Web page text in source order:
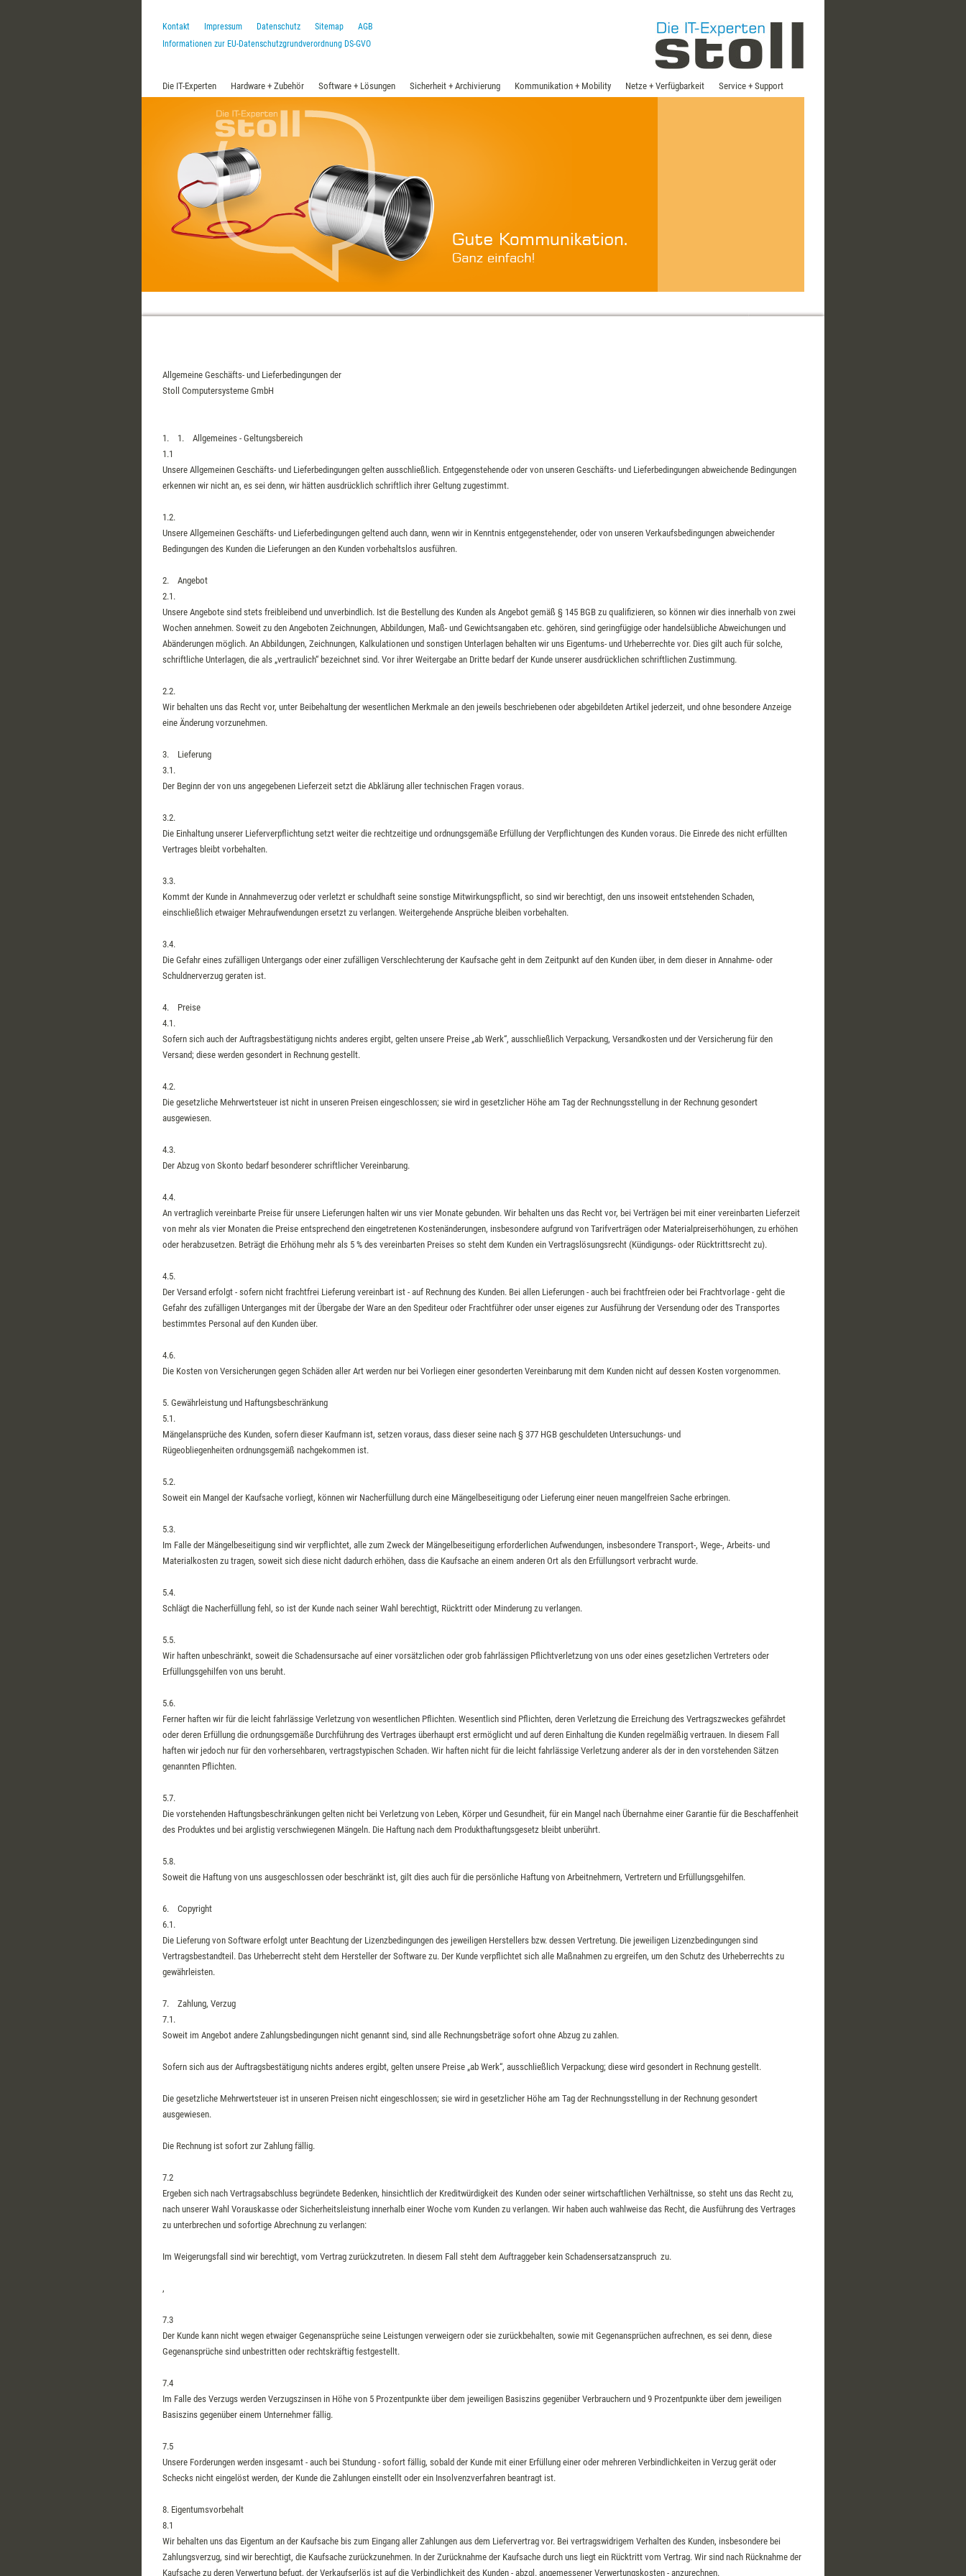
Kontakt Impressum Datenschutz Sitemap
AGB
Informationen zur EU-Datenschutzgrundverordnung DS-GVO
Die IT-Experten Hardware + Zubehör Software + Lösungen Sicherheit + Archivierung Kommunikation + Mobility Netze + Verfügbarkeit Service + Support
Allgemeine Geschäfts- und Lieferbedingungen der
Stoll Computersysteme GmbH
1. 1. Allgemeines - Geltungsbereich
1.1
Unsere Allgemeinen Geschäfts- und Lieferbedingungen gelten ausschließlich. Entgegenstehende oder von unseren Geschäfts- und Lieferbedingungen abweichende Bedingungen
erkennen wir nicht an, es sei denn, wir hätten ausdrücklich schriftlich ihrer Geltung zugestimmt.
1.2.
Unsere Allgemeinen Geschäfts- und Lieferbedingungen geltend auch dann, wenn wir in Kenntnis entgegenstehender, oder von unseren Verkaufsbedingungen abweichender
Bedingungen des Kunden die Lieferungen an den Kunden vorbehaltslos ausführen.
2. Angebot
2.1.
Unsere Angebote sind stets freibleibend und unverbindlich. Ist die Bestellung des Kunden als Angebot gemäß § 145 BGB zu qualifizieren, so können wir dies innerhalb von zwei
Wochen annehmen. Soweit zu den Angeboten Zeichnungen, Abbildungen, Maß- und Gewichtsangaben etc. gehören, sind geringfügige oder handelsübliche Abweichungen und
Abänderungen möglich. An Abbildungen, Zeichnungen, Kalkulationen und sonstigen Unterlagen behalten wir uns Eigentums- und Urheberrechte vor. Dies gilt auch für solche,
schriftliche Unterlagen, die als „vertraulich“ bezeichnet sind. Vor ihrer Weitergabe an Dritte bedarf der Kunde unserer ausdrücklichen schriftlichen Zustimmung.
2.2.
Wir behalten uns das Recht vor, unter Beibehaltung der wesentlichen Merkmale an den jeweils beschriebenen oder abgebildeten Artikel jederzeit, und ohne besondere Anzeige
eine Änderung vorzunehmen.
3. Lieferung
3.1.
Der Beginn der von uns angegebenen Lieferzeit setzt die Abklärung aller technischen Fragen voraus.
3.2.
Die Einhaltung unserer Lieferverpflichtung setzt weiter die rechtzeitige und ordnungsgemäße Erfüllung der Verpflichtungen des Kunden voraus. Die Einrede des nicht erfüllten
Vertrages bleibt vorbehalten.
3.3.
Kommt der Kunde in Annahmeverzug oder verletzt er schuldhaft seine sonstige Mitwirkungspflicht, so sind wir berechtigt, den uns insoweit entstehenden Schaden,
einschließlich etwaiger Mehraufwendungen ersetzt zu verlangen. Weitergehende Ansprüche bleiben vorbehalten.
3.4.
Die Gefahr eines zufälligen Untergangs oder einer zufälligen Verschlechterung der Kaufsache geht in dem Zeitpunkt auf den Kunden über, in dem dieser in Annahme- oder
Schuldnerverzug geraten ist.
4. Preise
4.1.
Sofern sich auch der Auftragsbestätigung nichts anderes ergibt, gelten unsere Preise „ab Werk“, ausschließlich Verpackung, Versandkosten und der Versicherung für den
Versand; diese werden gesondert in Rechnung gestellt.
4.2.
Die gesetzliche Mehrwertsteuer ist nicht in unseren Preisen eingeschlossen; sie wird in gesetzlicher Höhe am Tag der Rechnungsstellung in der Rechnung gesondert
ausgewiesen.
4.3.
Der Abzug von Skonto bedarf besonderer schriftlicher Vereinbarung.
4.4.
An vertraglich vereinbarte Preise für unsere Lieferungen halten wir uns vier Monate gebunden. Wir behalten uns das Recht vor, bei Verträgen bei mit einer vereinbarten Lieferzeit
von mehr als vier Monaten die Preise entsprechend den eingetretenen Kostenänderungen, insbesondere aufgrund von Tarifverträgen oder Materialpreiserhöhungen, zu erhöhen
oder herabzusetzen. Beträgt die Erhöhung mehr als 5 % des vereinbarten Preises so steht dem Kunden ein Vertragslösungsrecht (Kündigungs- oder Rücktrittsrecht zu).
4.5.
Der Versand erfolgt - sofern nicht frachtfrei Lieferung vereinbart ist - auf Rechnung des Kunden. Bei allen Lieferungen - auch bei frachtfreien oder bei Frachtvorlage - geht die
Gefahr des zufälligen Unterganges mit der Übergabe der Ware an den Spediteur oder Frachtführer oder unser eigenes zur Ausführung der Versendung oder des Transportes
bestimmtes Personal auf den Kunden über.
4.6.
Die Kosten von Versicherungen gegen Schäden aller Art werden nur bei Vorliegen einer gesonderten Vereinbarung mit dem Kunden nicht auf dessen Kosten vorgenommen.
5. Gewährleistung und Haftungsbeschränkung
5.1.
Mängelansprüche des Kunden, sofern dieser Kaufmann ist, setzen voraus, dass dieser seine nach § 377 HGB geschuldeten Untersuchungs- und
Rügeobliegenheiten ordnungsgemäß nachgekommen ist.
5.2.
Soweit ein Mangel der Kaufsache vorliegt, können wir Nacherfüllung durch eine Mängelbeseitigung oder Lieferung einer neuen mangelfreien Sache erbringen.
5.3.
Im Falle der Mängelbeseitigung sind wir verpflichtet, alle zum Zweck der Mängelbeseitigung erforderlichen Aufwendungen, insbesondere Transport-, Wege-, Arbeits- und
Materialkosten zu tragen, soweit sich diese nicht dadurch erhöhen, dass die Kaufsache an einem anderen Ort als den Erfüllungsort verbracht wurde.
5.4.
Schlägt die Nacherfüllung fehl, so ist der Kunde nach seiner Wahl berechtigt, Rücktritt oder Minderung zu verlangen.
5.5.
Wir haften unbeschränkt, soweit die Schadensursache auf einer vorsätzlichen oder grob fahrlässigen Pflichtverletzung von uns oder eines gesetzlichen Vertreters oder
Erfüllungsgehilfen von uns beruht.
5.6.
Ferner haften wir für die leicht fahrlässige Verletzung von wesentlichen Pflichten. Wesentlich sind Pflichten, deren Verletzung die Erreichung des Vertragszweckes gefährdet
oder deren Erfüllung die ordnungsgemäße Durchführung des Vertrages überhaupt erst ermöglicht und auf deren Einhaltung die Kunden regelmäßig vertrauen. In diesem Fall
haften wir jedoch nur für den vorhersehbaren, vertragstypischen Schaden. Wir haften nicht für die leicht fahrlässige Verletzung anderer als der in den vorstehenden Sätzen
genannten Pflichten.
5.7.
Die vorstehenden Haftungsbeschränkungen gelten nicht bei Verletzung von Leben, Körper und Gesundheit, für ein Mangel nach Übernahme einer Garantie für die Beschaffenheit
des Produktes und bei arglistig verschwiegenen Mängeln. Die Haftung nach dem Produkthaftungsgesetz bleibt unberührt.
5.8.
Soweit die Haftung von uns ausgeschlossen oder beschränkt ist, gilt dies auch für die persönliche Haftung von Arbeitnehmern, Vertretern und Erfüllungsgehilfen.
6. Copyright
6.1.
Die Lieferung von Software erfolgt unter Beachtung der Lizenzbedingungen des jeweiligen Herstellers bzw. dessen Vertretung. Die jeweiligen Lizenzbedingungen sind
Vertragsbestandteil. Das Urheberrecht steht dem Hersteller der Software zu. Der Kunde verpflichtet sich alle Maßnahmen zu ergreifen, um den Schutz des Urheberrechts zu
gewährleisten.
7. Zahlung, Verzug
7.1.
Soweit im Angebot andere Zahlungsbedingungen nicht genannt sind, sind alle Rechnungsbeträge sofort ohne Abzug zu zahlen.
Sofern sich aus der Auftragsbestätigung nichts anderes ergibt, gelten unsere Preise „ab Werk“, ausschließlich Verpackung; diese wird gesondert in Rechnung gestellt.
Die gesetzliche Mehrwertsteuer ist in unseren Preisen nicht eingeschlossen; sie wird in gesetzlicher Höhe am Tag der Rechnungsstellung in der Rechnung gesondert
ausgewiesen.
Die Rechnung ist sofort zur Zahlung fällig.
7.2
Ergeben sich nach Vertragsabschluss begründete Bedenken, hinsichtlich der Kreditwürdigkeit des Kunden oder seiner wirtschaftlichen Verhältnisse, so steht uns das Recht zu,
nach unserer Wahl Vorauskasse oder Sicherheitsleistung innerhalb einer Woche vom Kunden zu verlangen. Wir haben auch wahlweise das Recht, die Ausführung des Vertrages
zu unterbrechen und sofortige Abrechnung zu verlangen:
Im Weigerungsfall sind wir berechtigt, vom Vertrag zurückzutreten. In diesem Fall steht dem Auftraggeber kein Schadensersatzanspruch zu.
,
7.3
Der Kunde kann nicht wegen etwaiger Gegenansprüche seine Leistungen verweigern oder sie zurückbehalten, sowie mit Gegenansprüchen aufrechnen, es sei denn, diese
Gegenansprüche sind unbestritten oder rechtskräftig festgestellt.
7.4
Im Falle des Verzugs werden Verzugszinsen in Höhe von 5 Prozentpunkte über dem jeweiligen Basiszins gegenüber Verbrauchern und 9 Prozentpunkte über dem jeweiligen
Basiszins gegenüber einem Unternehmer fällig.
7.5
Unsere Forderungen werden insgesamt - auch bei Stundung - sofort fällig, sobald der Kunde mit einer Erfüllung einer oder mehreren Verbindlichkeiten in Verzug gerät oder
Schecks nicht eingelöst werden, der Kunde die Zahlungen einstellt oder ein Insolvenzverfahren beantragt ist.
8. Eigentumsvorbehalt
8.1
Wir behalten uns das Eigentum an der Kaufsache bis zum Eingang aller Zahlungen aus dem Liefervertrag vor. Bei vertragswidrigem Verhalten des Kunden, insbesondere bei
Zahlungsverzug, sind wir berechtigt, die Kaufsache zurückzunehmen. In der Zurücknahme der Kaufsache durch uns liegt ein Rücktritt vom Vertrag. Wir sind nach Rücknahme der
Kaufsache zu deren Verwertung befugt, der Verkaufserlös ist auf die Verbindlichkeit des Kunden - abzgl. angemessener Verwertungskosten - anzurechnen.